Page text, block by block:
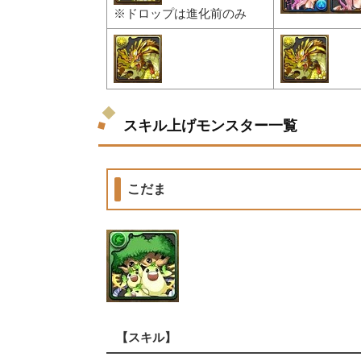
※ドロップは進化前のみ
スキル上げモンスター一覧
こだま
【スキル】